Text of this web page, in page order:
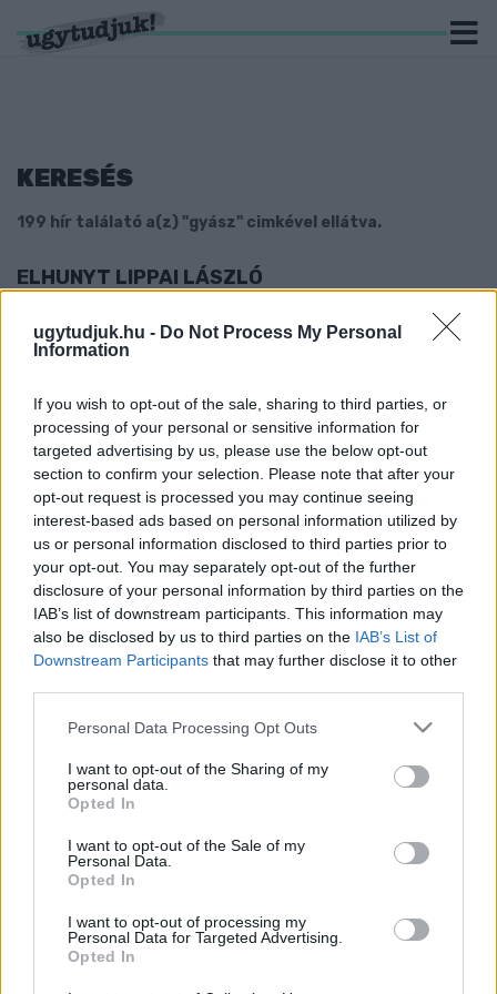
ugytudjuk.hu - Do Not Process My Personal
Information
If you wish to opt-out of the sale, sharing to third parties, or
processing of your personal or sensitive information for
targeted advertising by us, please use the below opt-out
section to confirm your selection. Please note that after your
opt-out request is processed you may continue seeing
interest-based ads based on personal information utilized by
us or personal information disclosed to third parties prior to
your opt-out. You may separately opt-out of the further
disclosure of your personal information by third parties on the
IAB’s list of downstream participants. This information may
also be disclosed by us to third parties on the IAB’s List of
Downstream Participants that may further disclose it to other
Please note that this website/app uses one or more Google
not limited to your visit or usage behaviour. You may click to
grant or deny consent to Google and its third-party tags to
use your data for below specified purposes in below Google
consent section.
Personal Data Processing Opt Outs
I want to opt-out of the Sharing of my
personal data.
Opted In
I want to opt-out of the Sale of my
Personal Data.
Opted In
I want to opt-out of processing my
Personal Data for Targeted Advertising.
Opted In
KERESÉS
199 hír találató a(z) "gyász" cimkével ellátva.
ELHUNYT LIPPAI LÁSZLÓ
A színművész 62 éves volt, súlyos betegséggel küzdött.
JÖVŐ HÉTEN HELYEZIK VÉGSŐ NYUGALOMRA
2022. január. 28. 16:30
A tanárért február 12-én mondanak Szombathelyen misét.
23 ÉVE, A MAI NAPON TÖRTÉNT A
DEUTSCHLANDSBERGI BUSZBALESET
2022. január. 24. 06:44
18 áldozata volt a tragédiának. Zömében kőszegi diákok hunytak
el a balesetben.
ELHUNYT MURAI GÁBOR
2022. január. 17. 13:14
A tanár és filmes szakember 57 éves volt.
SZÜLEI TALÁLTAK RÁ BABICSEK BERNÁT
A népszerű sorozatszínész már két napja halott lehetett, mire
rátörték az ajtót.
ELHUNYT HOMONNAY GERGELY, ERZSI A
MACSKA GAZDÁJA
2022. január. 02. 21:53
Az írót, újságírót és ellenzéki aktivistát szilveszter után
Rómában találták egy klubban holtan.
KAPOSVÁRI RÖPLABDÁZÓ A TRAGIKUS
TAPOLCAI BALESET EGYIK HALÁLOS